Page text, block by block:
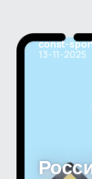
const-
13-11-2025